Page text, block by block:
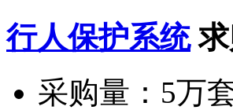
行人保护系统
采购量： 5万